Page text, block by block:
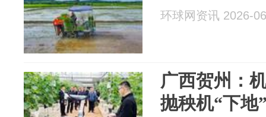
环球网资讯 2026-
广西贺州：
抛秧机“下地